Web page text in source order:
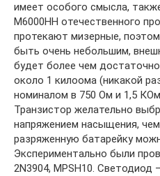
имеет особого смысла,
M6000НН отечественного
протекают мизерные,
быть очень небольшим,
будет более чем
около 1 килоома (никакой
номиналом в 750 Ом и 1,5
Транзистор желательно
напряжением насыщения,
разряженную батарейку
Экспериментально были
2N3904, MPSH10.